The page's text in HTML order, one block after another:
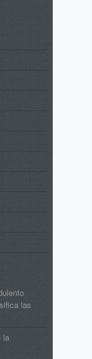
las
la